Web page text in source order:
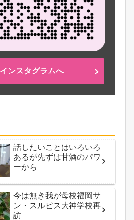
インスタグラムへ
話したいことはいろいろ
あるが先ずは甘酒のパワ
ーから
今は無き我が母校福岡サ
ン・スルピス大神学校再
訪